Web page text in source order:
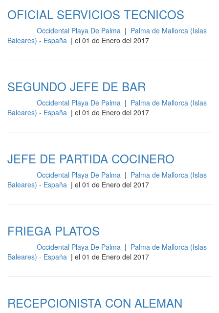
OFICIAL SERVICIOS TECNICOS
Occidental Playa De Palma | Palma de Mallorca (Islas
Baleares) - España | el 01 de Enero del 2017
SEGUNDO JEFE DE BAR
Occidental Playa De Palma | Palma de Mallorca (Islas
Baleares) - España | el 01 de Enero del 2017
JEFE DE PARTIDA COCINERO
Occidental Playa De Palma | Palma de Mallorca (Islas
Baleares) - España | el 01 de Enero del 2017
FRIEGA PLATOS
Occidental Playa De Palma | Palma de Mallorca (Islas
Baleares) - España | el 01 de Enero del 2017
RECEPCIONISTA CON ALEMAN